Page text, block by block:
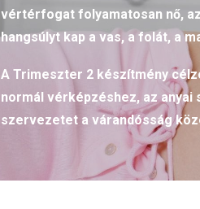
vértérfogat folyamatosan nő,
hangsúlyt kap a vas, a folát, a
A Trimeszter 2 készítmény
normál vérképzéshez, az
szervezetet a várandósság